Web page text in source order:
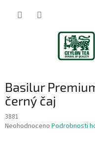
Basilur
černý čaj
3881
Průměrné
Neohodnoceno Podrobnosti